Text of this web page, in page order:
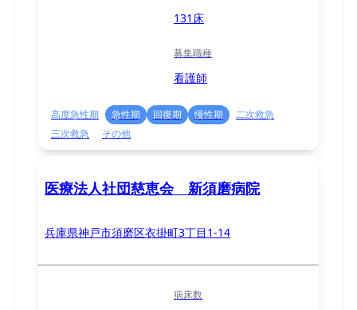
131床
募集職種
看護師
高度急性期 急性期 回復期 慢性期
二次救急
三次救急
その他
医療法人社団慈恵会 新須磨病院
兵庫県神戸市須磨区衣掛町3丁目1-14
病床数